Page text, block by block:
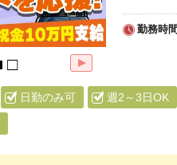
勤務時間
日勤のみ可 週2～3日OK